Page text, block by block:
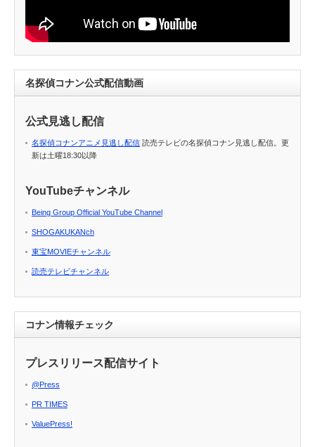
名探偵コナン公式配信動画
公式見逃し配信
名探偵コナンアニメ見逃し配信 読売テレビの名探偵コナン見逃し配信。更
新は土曜18:30以降
YouTubeチャンネル
Being Group Official YouTube Channel
SHOGAKUKANch
東宝MOVIEチャンネル
読売テレビチャンネル
コナン情報チェック
プレスリリース配信サイト
@Press
PR TIMES
ValuePress!